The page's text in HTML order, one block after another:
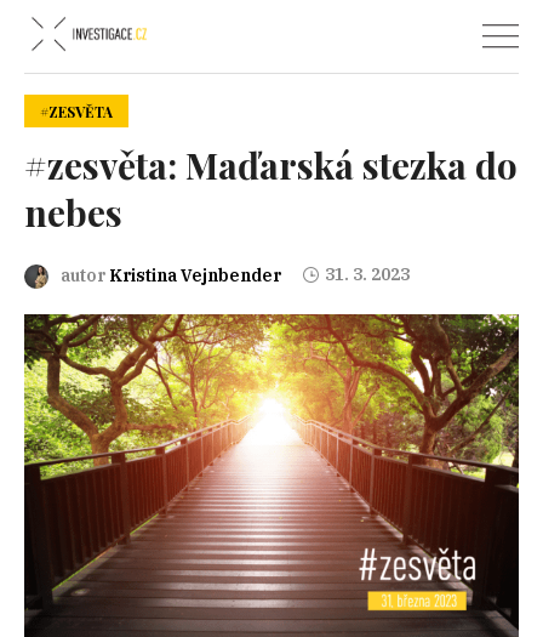
#ZESVĚTA
#zesvěta: Maďarská stezka do
nebes
autor Kristina Vejnbender 31. 3. 2023